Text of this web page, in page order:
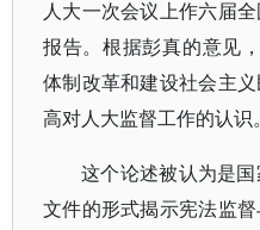
人大一次会议上作六届
报告。根据彭真的意见
体制改革和建设社会主
高对人大监督工作的认识
这个论述被认为是
文件的形式揭示宪法监